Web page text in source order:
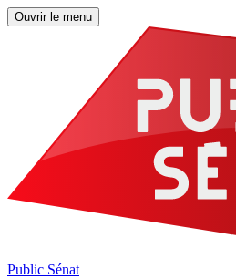
Ouvrir le menu
Public Sénat